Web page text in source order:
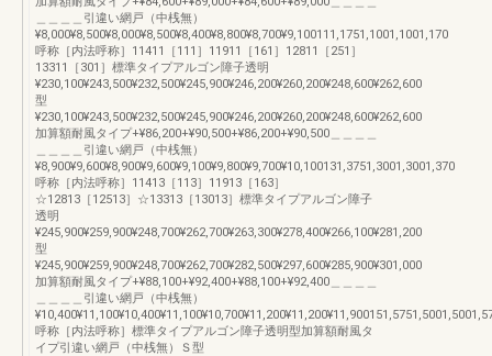
＿＿＿＿引違い網戸（中桟無）
¥8,000¥8,500¥8,000¥8,500¥8,400¥8,800¥8,700¥9,100111,1751,1001,1001,170
呼称［内法呼称］11411［111］11911［161］12811［251］
13311［301］標準タイプアルゴン障子透明
¥230,100¥243,500¥232,500¥245,900¥246,200¥260,200¥248,600¥262,600
型
¥230,100¥243,500¥232,500¥245,900¥246,200¥260,200¥248,600¥262,600
加算額耐風タイプ+¥86,200+¥90,500+¥86,200+¥90,500＿＿＿＿
＿＿＿＿引違い網戸（中桟無）
¥8,900¥9,600¥8,900¥9,600¥9,100¥9,800¥9,700¥10,100131,3751,3001,3001,370
呼称［内法呼称］11413［113］11913［163］
☆12813［12513］☆13313［13013］標準タイプアルゴン障子
透明
¥245,900¥259,900¥248,700¥262,700¥263,300¥278,400¥266,100¥281,200
型
¥245,900¥259,900¥248,700¥262,700¥282,500¥297,600¥285,900¥301,000
加算額耐風タイプ+¥88,100+¥92,400+¥88,100+¥92,400＿＿＿＿
＿＿＿＿引違い網戸（中桟無）
呼称［内法呼称］標準タイプアルゴン障子透明型加算額耐風タ
イプ引違い網戸（中桟無）Ｓ型